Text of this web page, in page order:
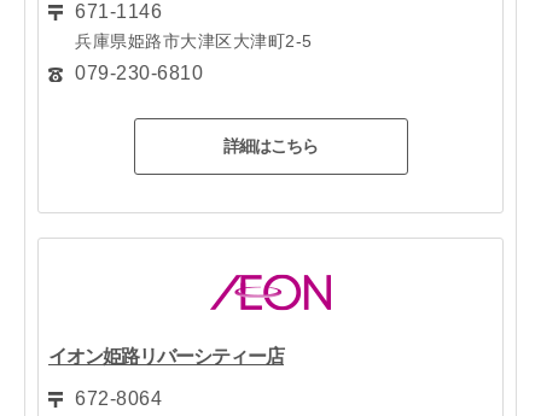
671-1146
兵庫県姫路市大津区大津町2-5
079-230-6810
詳細はこちら
イオン姫路リバーシティー店
672-8064